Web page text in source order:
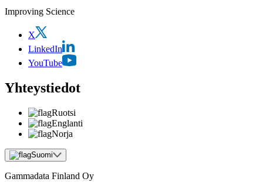
Improving Science
X
LinkedIn
YouTube
Yhteystiedot
Ruotsi
Englanti
Norja
Suomi
Gammadata Finland Oy